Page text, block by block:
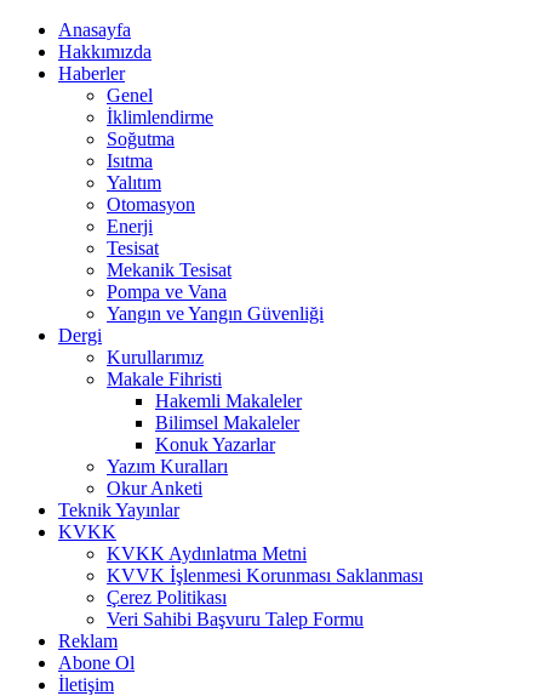
Anasayfa
Hakkımızda
Haberler
Genel
İklimlendirme
Soğutma
Isıtma
Yalıtım
Otomasyon
Enerji
Tesisat
Mekanik Tesisat
Pompa ve Vana
Yangın ve Yangın Güvenliği
Dergi
Kurullarımız
Makale Fihristi
Hakemli Makaleler
Bilimsel Makaleler
Konuk Yazarlar
Yazım Kuralları
Okur Anketi
Teknik Yayınlar
KVKK
KVKK Aydınlatma Metni
KVVK İşlenmesi Korunması Saklanması
Çerez Politikası
Veri Sahibi Başvuru Talep Formu
Reklam
Abone Ol
İletişim